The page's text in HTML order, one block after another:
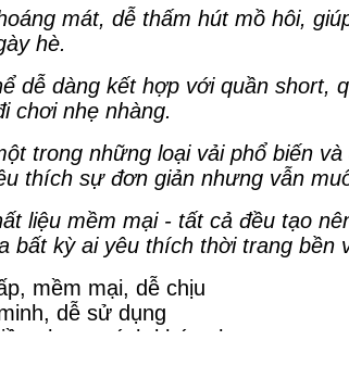
mát, dễ thấm hút mồ hôi,
hè.
dễ dàng kết hợp với quần short,
chơi nhẹ nhàng.
trong những loại vải phổ biến
thích sự đơn giản nhưng vẫn
liệu mềm mại - tất cả đều tạo
bất kỳ ai yêu thích thời trang bền
mềm mại, dễ chịu
dễ sử dụng
phong cách khác nhau